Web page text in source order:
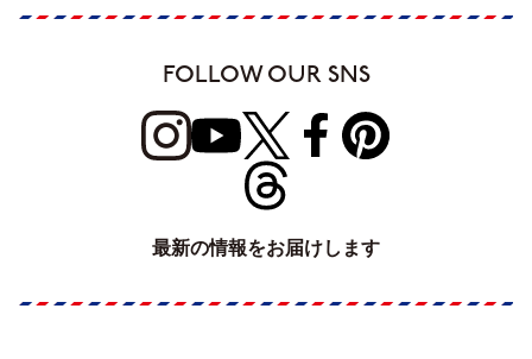
FOLLOW OUR SNS
最新の情報をお届けします